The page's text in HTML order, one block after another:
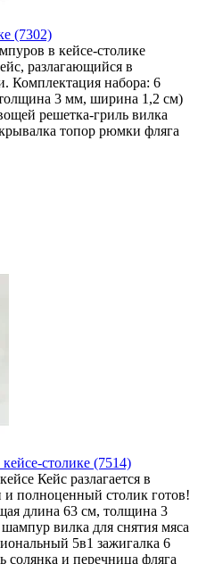
(7302)
в кейсе-столике
разлагающийся в
Комплектация набора: 6
3 мм, ширина 1,2 см)
решетка-гриль вилка
топор рюмки фляга
столике (7514)
Кейс разлагается в
полноценный столик готов!
длина 63 см, толщина 3
вилка для снятия мяса
5в1 зажигалка 6
солянка и перечница фляга